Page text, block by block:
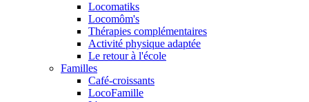
Locomatiks
Locomôm's
Thérapies complémentaires
Activité physique adaptée
Le retour à l'école
Familles
Café-croissants
LocoFamille